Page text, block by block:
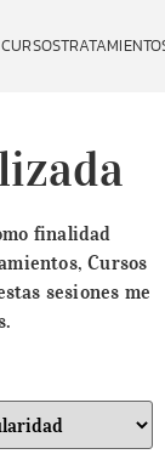
CURSOS
finalidad
Cursos
sesiones me